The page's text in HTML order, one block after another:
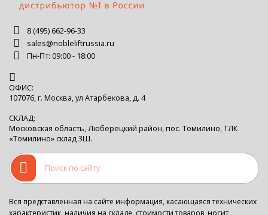
8 (495) 662-96-33
sales@nobleliftrussia.ru
Пн-Пт: 09:00 - 18:00
ОФИС:
107076, г. Москва, ул Атарбекова, д. 4
СКЛАД:
Московская область, Люберецкий район, пос. Томилино, ТЛК
«Томилино» склад 3Ш.
Вся представленная на сайте информация, касающаяся технических
характеристик, наличия на складе, стоимости товаров, носит